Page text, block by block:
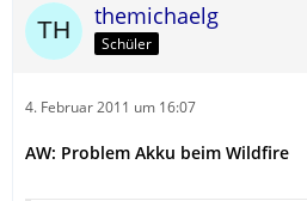
themichaelg
Schüler
4. Februar 2011 um 16:07
AW: Problem Akku beim Wildfire